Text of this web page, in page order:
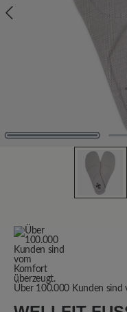
Über 100.000 Kunden sind